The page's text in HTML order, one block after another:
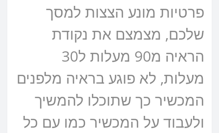
פרטיות מונע הצצות למסך
שלכם, מצמצם את נקודת
הראיה מ90 מעלות ל30
מעלות, לא פוגע בראיה מלפנים
המכשיר כך שתוכלו להמשיך
ולעבוד על המכשיר כמו עם כל